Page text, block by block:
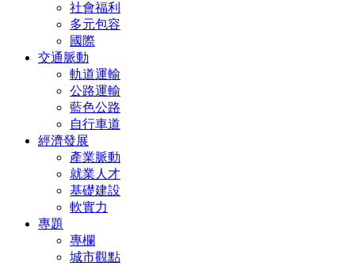
社會福利
多元包容
國際
交通脈動
軌道運輸
公路運輸
藍色公路
自行車道
經濟發展
產業脈動
就業人才
基礎建設
軟實力
專題
專欄
城市觀點